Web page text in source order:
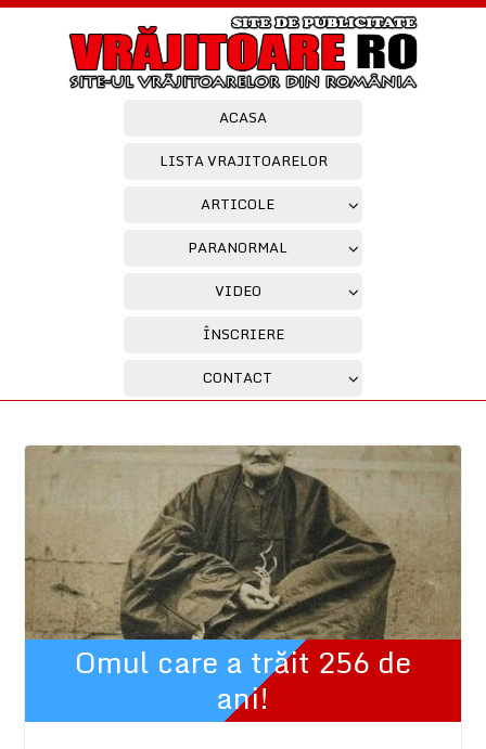
ACASA
LISTA VRAJITOARELOR
ARTICOLE
PARANORMAL
VIDEO
ÎNSCRIERE
CONTACT
Omul care a trăit 256 de
ani!